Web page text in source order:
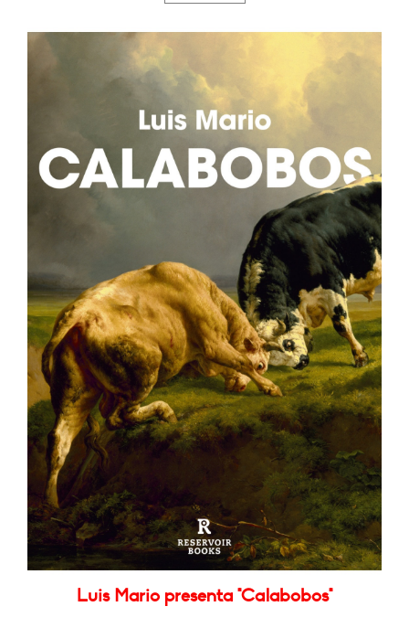
Luis Mario presenta "Calabobos"